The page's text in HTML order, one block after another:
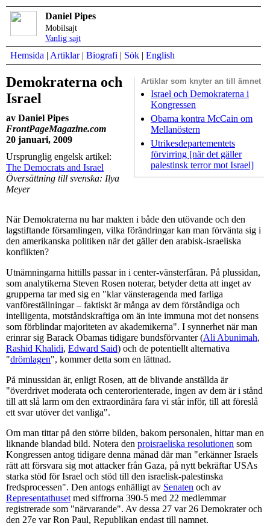
Daniel Pipes
Mobilsajt
Vanlig sajt
Hemsida | Artiklar| Biografi | Sök | English
Artiklar som knyter an till ämnet
Israel och Demokraterna i
Kongressen
Obama kontra McCain om
Mellanöstern
Utrikesdepartementets
förvirring [när det gäller
palestinsk terror mot Israel]
Demokraterna och
Israel
av Daniel Pipes
FrontPageMagazine.com
20 januari, 2009
Ursprunglig engelsk artikel:
The Democrats and Israel
Översättning till svenska: Ilya
Meyer
När Demokraterna nu har makten i både den utövande och den
lagstiftande församlingen, vilka förändringar kan man förvänta sig i
den amerikanska politiken när det gäller den arabisk-israeliska
konflikten?
Utnämningarna hittills passar in i center-vänsterfåran. På plussidan,
som analytikerna Steven Rosen noterar, betyder detta att inget av
grupperna tar med sig en "klar vänsteragenda med farliga
vanföreställningar – faktiskt är många av dem förståndiga och
intelligenta, motståndskraftiga om än inte immuna mot det nonsens
som förblindar majoriteten av akademikerna". I synnerhet när man
erinrar sig Barack Obamas tidigare bundsförvanter (Ali Abunimah,
Rashid Khalidi, Edward Said) och de potentiellt alternativa
"drömlagen", kommer detta som en lättnad.
På minussidan är, enligt Rosen, att de blivande anställda är
"överdrivet moderata och centerorienterade, ingen av dem är i stånd
till att slå larm om den extraordinära fara vi står inför, till att föreslå
ett svar utöver det vanliga".
Om man tittar på den större bilden, bakom personalen, hittar man en
liknande blandad bild. Notera den proisraeliska resolutionen som
Kongressen antog tidigare denna månad där man "erkänner Israels
rätt att försvara sig mot attacker från Gaza, på nytt bekräftar USAs
starka stöd för Israel och stöd till den israelisk-palestinska
fredsprocessen". Den antogs enhälligt av Senaten och av
Representathuset med siffrorna 390-5 med 22 medlemmar
registrerade som "närvarande". Av dessa 27 var 26 Demokrater och
den 27e var Ron Paul, Republikan endast till namnet.